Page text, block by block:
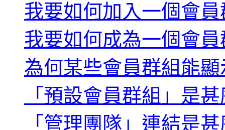
我要如何加入一個會
我要如何成為一個會
為何某些會員群組能
「預設會員群組」是
「管理團隊」連結是